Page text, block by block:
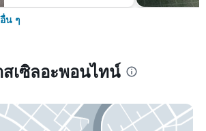
น ๆ
เซิลอะพอนไทน์